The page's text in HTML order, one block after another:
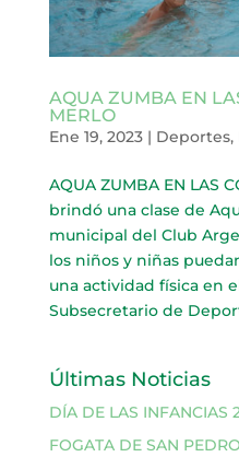
AQUA ZUMBA EN
MERLO
Ene 19, 2023| Deportes,
AQUA ZUMBA EN LAS
brindó una clase de
municipal del Club
los niños y niñas
una actividad física en
Subsecretario de
Últimas Noticias
DÍA DE LAS INFANCIAS
FOGATA DE SAN